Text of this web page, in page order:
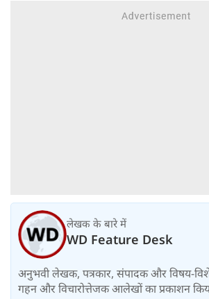
लेखक के बारे में
WD Feature Desk
अनुभवी लेखक, पत्रकार, संपादक और विषय-
गहन और विचारोत्तेजक आलेखों का प्रकाशन